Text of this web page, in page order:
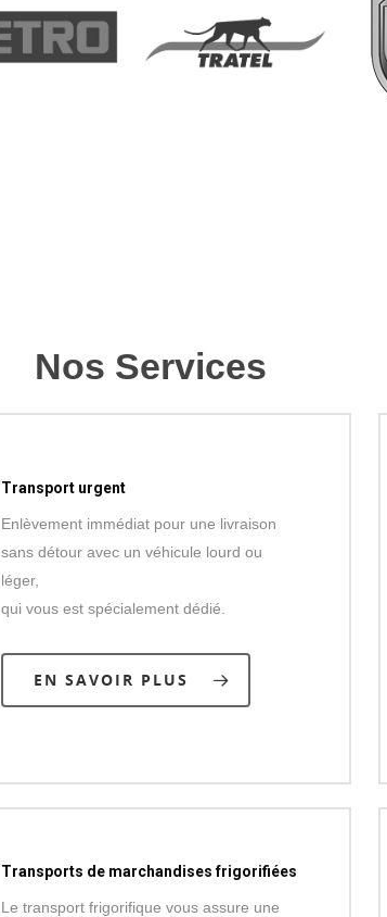
Nos Services
Transport urgent
Enlèvement immédiat pour une livraison
sans détour avec un véhicule lourd ou
léger,
qui vous est spécialement dédié.
EN SAVOIR PLUS
Transports de marchandises frigorifiées
Le transport frigorifique vous assure une